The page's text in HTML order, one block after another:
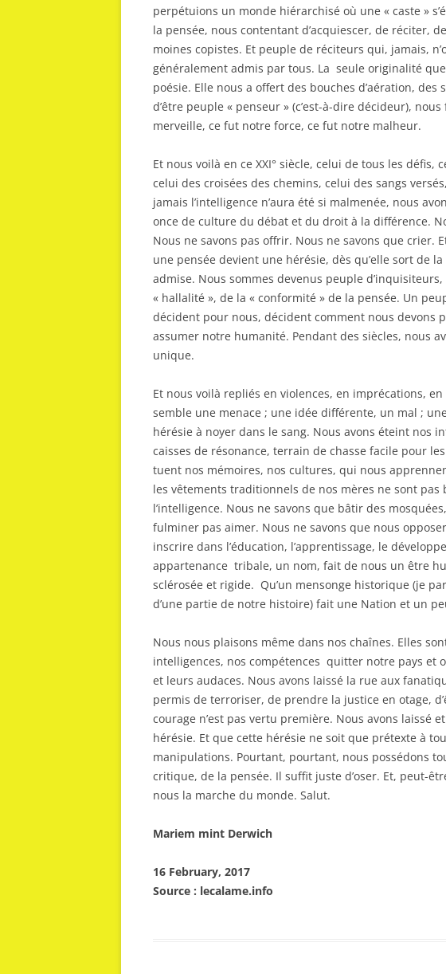
perpétuions un monde hiérarchisé où une « caste »
la pensée, nous contentant d’acquiescer, de réciter,
moines copistes. Et peuple de réciteurs qui, jamais,
généralement admis par tous. La seule originalité
poésie. Elle nous a offert des bouches d’aération,
d’être peuple « penseur » (c’est-à-dire décideur),
merveille, ce fut notre force, ce fut notre malheur.
Et nous voilà en ce XXI° siècle, celui de tous les défis,
celui des croisées des chemins, celui des sangs
jamais l’intelligence n’aura été si malmenée, nous
once de culture du débat et du droit à la différence.
Nous ne savons pas offrir. Nous ne savons que crier.
une pensée devient une hérésie, dès qu’elle sort de
admise. Nous sommes devenus peuple
« hallalité », de la « conformité » de la pensée. Un
décident pour nous, décident comment nous devons
assumer notre humanité. Pendant des siècles, nous
unique.
Et nous voilà repliés en violences, en imprécations,
semble une menace ; une idée différente, un mal ;
hérésie à noyer dans le sang. Nous avons éteint nos
caisses de résonance, terrain de chasse facile pour
tuent nos mémoires, nos cultures, qui nous
les vêtements traditionnels de nos mères ne sont pas
l’intelligence. Nous ne savons que bâtir des
fulminer pas aimer. Nous ne savons que nous
inscrire dans l’éducation, l’apprentissage, le
appartenance tribale, un nom, fait de nous un être
sclérosée et rigide. Qu’un mensonge historique (je
d’une partie de notre histoire) fait une Nation et un
Nous nous plaisons même dans nos chaînes. Elles
intelligences, nos compétences quitter notre pays et
et leurs audaces. Nous avons laissé la rue aux
permis de terroriser, de prendre la justice en otage,
courage n’est pas vertu première. Nous avons laissé
hérésie. Et que cette hérésie ne soit que prétexte à
manipulations. Pourtant, pourtant, nous possédons
critique, de la pensée. Il suffit juste d’oser. Et, peut-
nous la marche du monde. Salut.
Mariem mint Derwich
16 February, 2017
Source : lecalame.info